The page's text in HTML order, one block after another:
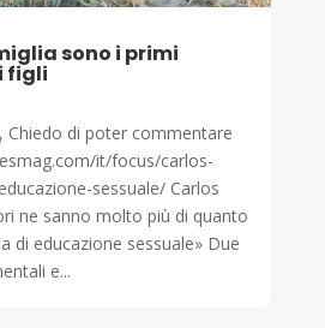
sono i primi
figli
Chiedo di poter commentare
it/focus/carlos-
sessuale/ Carlos
ne sanno molto più di quanto
di educazione sessuale» Due
e...